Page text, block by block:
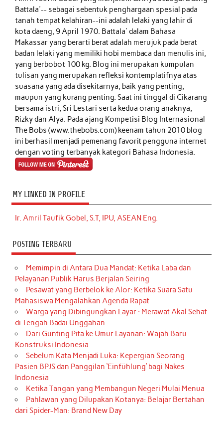
Battala'-- sebagai sebentuk penghargaan spesial pada
tanah tempat kelahiran--ini adalah lelaki yang lahir di
kota daeng, 9 April 1970. Battala' dalam Bahasa
Makassar yang berarti berat adalah merujuk pada berat
badan lelaki yang memiliki hobi membaca dan menulis ini,
yang berbobot 100 kg. Blog ini merupakan kumpulan
tulisan yang merupakan refleksi kontemplatifnya atas
suasana yang ada disekitarnya, baik yang penting,
maupun yang kurang penting. Saat ini tinggal di Cikarang
bersama istri, Sri Lestari serta kedua orang anaknya,
Rizky dan Alya. Pada ajang Kompetisi Blog Internasional
The Bobs (www.thebobs.com) keenam tahun 2010 blog
ini berhasil menjadi pemenang favorit pengguna internet
dengan voting terbanyak kategori Bahasa Indonesia.
MY LINKED IN PROFILE
Ir. Amril Taufik Gobel, S.T, IPU, ASEAN Eng.
POSTING TERBARU
Memimpin di Antara Dua Mandat: Ketika Laba dan
Pelayanan Publik Harus Berjalan Seiring
Pesawat yang Berbelok ke Alor: Ketika Suara Satu
Mahasiswa Mengalahkan Agenda Rapat
Warga yang Dibingungkan Layar : Merawat Akal Sehat
di Tengah Badai Unggahan
Dari Gunting Pita ke Umur Layanan: Wajah Baru
Konstruksi Indonesia
Sebelum Kata Menjadi Luka: Kepergian Seorang
Pasien BPJS dan Panggilan ‘Einfühlung’ bagi Nakes
Indonesia
Ketika Tangan yang Membangun Negeri Mulai Menua
Pahlawan yang Dilupakan Kotanya: Belajar Bertahan
dari Spider-Man: Brand New Day